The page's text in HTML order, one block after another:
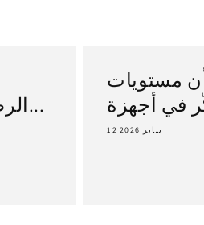
الرطوبة المناسب لمختبرك...
مستويات
12 يناير 2026